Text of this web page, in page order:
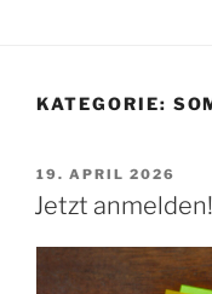
KATEGORIE:
VERÖFFENTLICHT
AM
19. APRIL 2026
Jetzt anmelden!